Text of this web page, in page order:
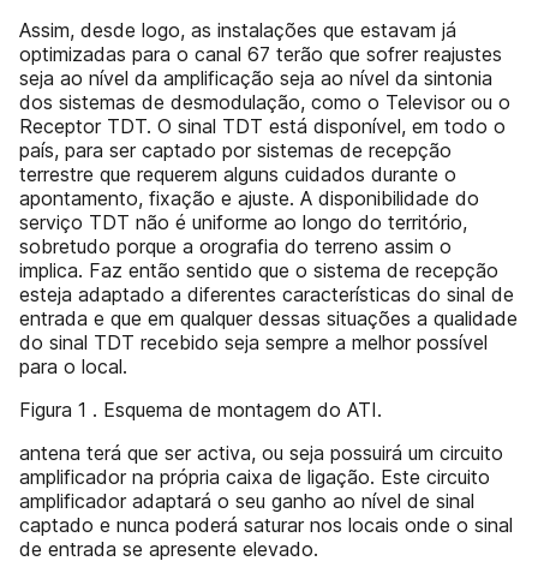
Assim, desde logo, as instalações que estavam já
optimizadas para o canal 67 terão que sofrer reajustes
seja ao nível da amplificação seja ao nível da sintonia
dos sistemas de desmodulação, como o Televisor ou o
Receptor TDT. O sinal TDT está disponível, em todo o
país, para ser captado por sistemas de recepção
terrestre que requerem alguns cuidados durante o
apontamento, fixação e ajuste. A disponibilidade do
serviço TDT não é uniforme ao longo do território,
sobretudo porque a orografia do terreno assim o
implica. Faz então sentido que o sistema de recepção
esteja adaptado a diferentes características do sinal de
entrada e que em qualquer dessas situações a qualidade
do sinal TDT recebido seja sempre a melhor possível
para o local.
Figura 1 . Esquema de montagem do ATI.
antena terá que ser activa, ou seja possuirá um circuito
amplificador na própria caixa de ligação. Este circuito
amplificador adaptará o seu ganho ao nível de sinal
captado e nunca poderá saturar nos locais onde o sinal
de entrada se apresente elevado.